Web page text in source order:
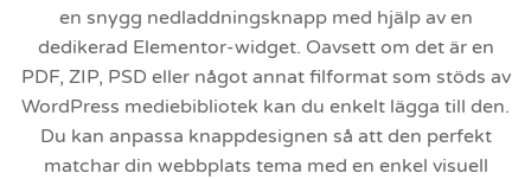
en snygg nedladdningsknapp med hjälp av en
dedikerad Elementor-widget. Oavsett om det är en
PDF, ZIP, PSD eller något annat filformat som stöds av
WordPress mediebibliotek kan du enkelt lägga till den.
Du kan anpassa knappdesignen så att den perfekt
matchar din webbplats tema med en enkel visuell